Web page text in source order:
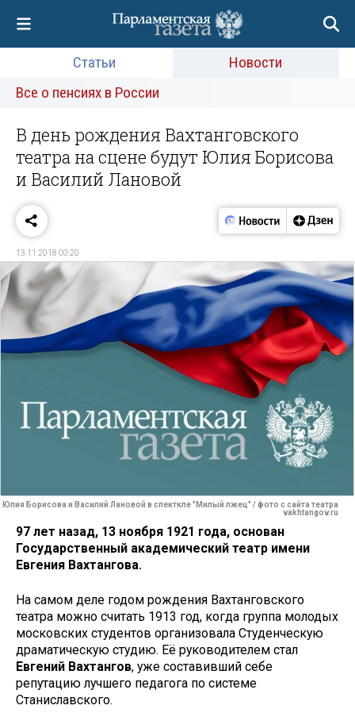
Статьи
Новости
Все о пенсиях в России
В день рождения Вахтанговского
театра на сцене будут Юлия Борисова
и Василий Лановой
13.11.2018 00:20
Юлия Борисова и Василий Лановой в спекткле "Милый лжец" / фото с сайта театра
vakhtangov.ru
97 лет назад, 13 ноября 1921 года, основан
Государственный академический театр имени
Евгения Вахтангова.
На самом деле годом рождения Вахтанговского
театра можно считать 1913 год, когда группа молодых
московских студентов организовала Студенческую
драматическую студию. Её руководителем стал
Евгений Вахтангов, уже составивший себе
репутацию лучшего педагога по системе
Станиславского.